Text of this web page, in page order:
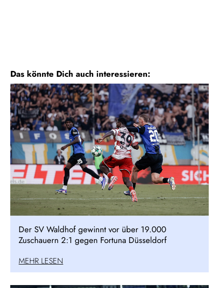
Das könnte Dich auch interessieren:
Der SV Waldhof gewinnt vor über 19.000
Zuschauern 2:1 gegen Fortuna Düsseldorf
MEHR LESEN